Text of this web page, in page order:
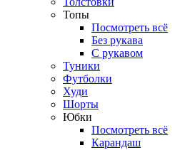
Топы
Посмотреть всё
Без рукава
С рукавом
Туники
Футболки
Худи
Шорты
Юбки
Посмотреть всё
Карандаш